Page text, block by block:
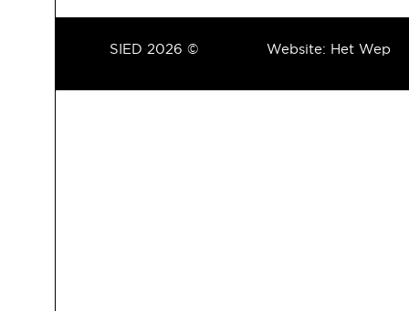
Website: Het Wep
SIED 2026 ©